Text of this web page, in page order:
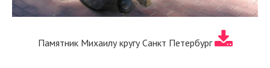
Памятник Михаилу кругу Санкт Петербург